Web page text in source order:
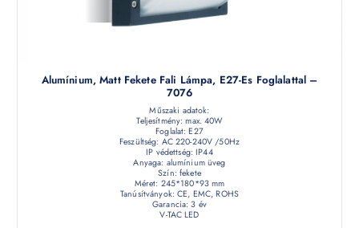
Alumínium, Matt Fekete Fali Lámpa, E27-Es Foglalattal –
7076
Műszaki adatok:
Teljesítmény: max. 40W
Foglalat: E27
Feszültség: AC 220-240V /50Hz
IP védettség: IP44
Anyaga: alumínium üveg
Szín: fekete
Méret: 245*180*93 mm
Tanúsítványok: CE, EMC, ROHS
Garancia: 3 év
V-TAC LED